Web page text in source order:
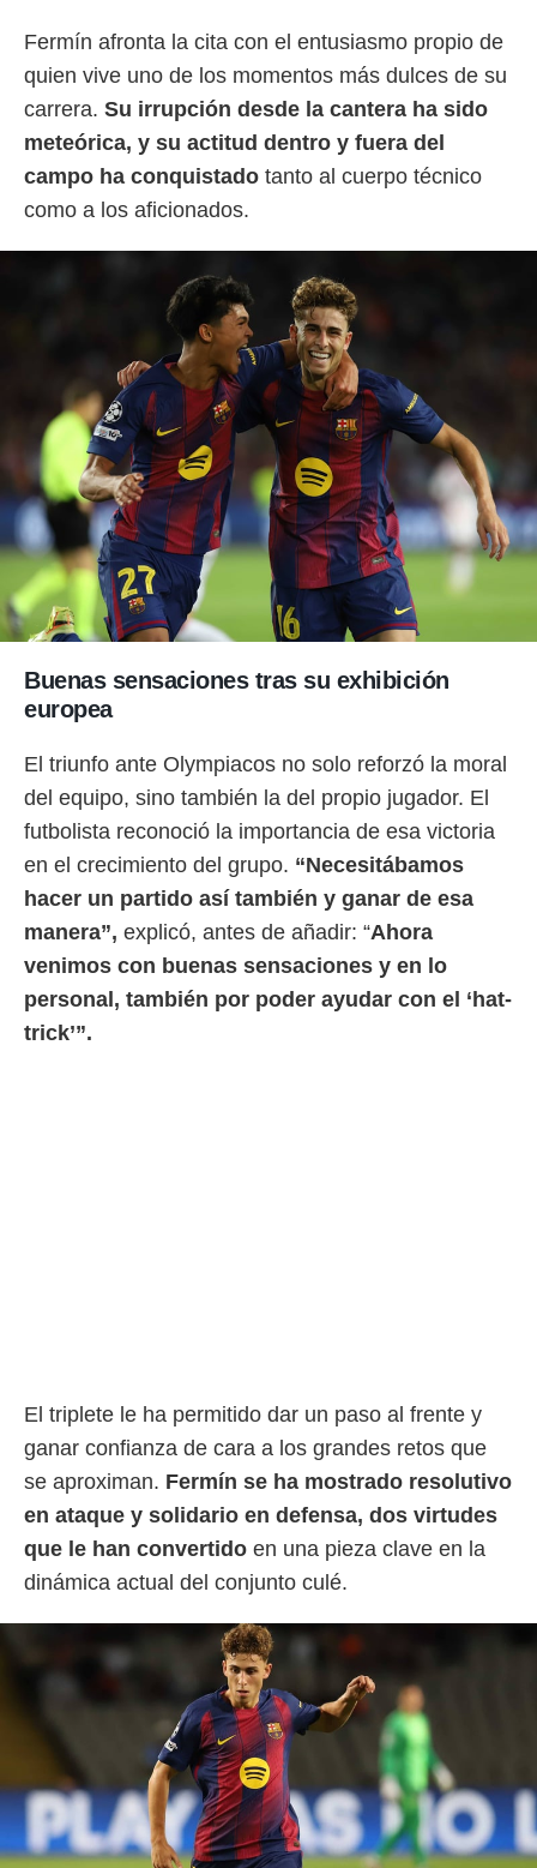
e
publicidad
publicidad
Fermín afronta la cita con el entusiasmo propio de
quien vive uno de los momentos más dulces de su
carrera. Su irrupción desde la cantera ha sido
meteórica, y su actitud dentro y fuera del
campo ha conquistado tanto al cuerpo técnico
como a los aficionados.
Buenas sensaciones tras su exhibición
europea
El triunfo ante Olympiacos no solo reforzó la moral
del equipo, sino también la del propio jugador. El
futbolista reconoció la importancia de esa victoria
en el crecimiento del grupo. “Necesitábamos
hacer un partido así también y ganar de esa
manera”, explicó, antes de añadir: “Ahora
venimos con buenas sensaciones y en lo
personal, también por poder ayudar con el ‘hat-
trick’”.
El triplete le ha permitido dar un paso al frente y
ganar confianza de cara a los grandes retos que
se aproximan. Fermín se ha mostrado resolutivo
en ataque y solidario en defensa, dos virtudes
que le han convertido en una pieza clave en la
dinámica actual del conjunto culé.